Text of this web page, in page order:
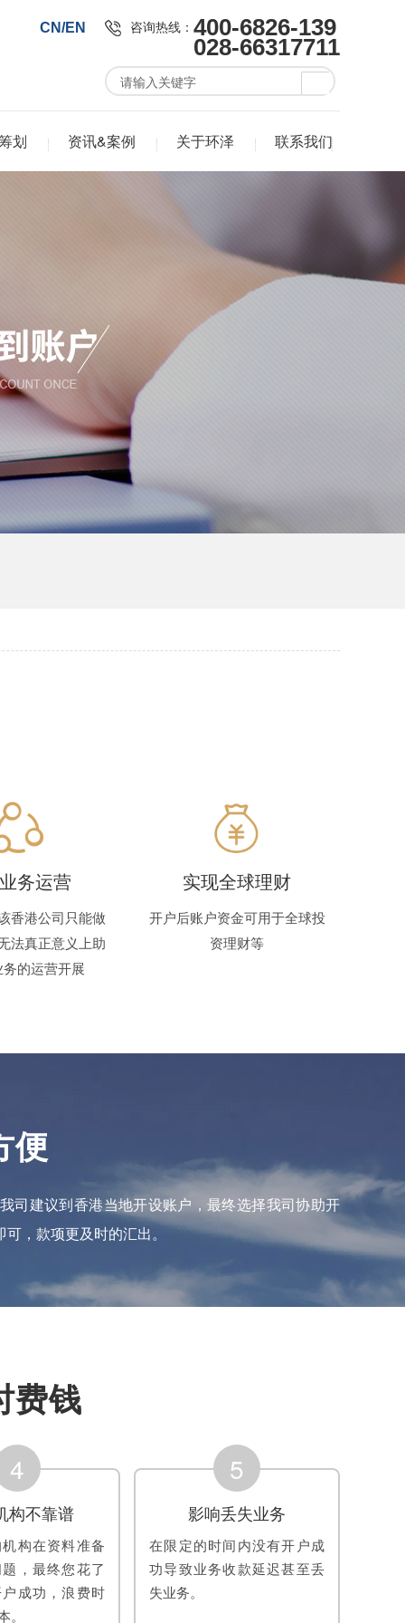
CN/EN 咨询热线： 400-6826-139
028-66317711
划 资讯&案例 关于环泽 联系我们
务运营
香港公司只能做
法真正意义上助
的运营开展
实现全球理财
开户后账户资金可用于全球投
资理财等
便
司建议到香港当地开设账户，最终选择我司协助开
，款项更及时的汇出。
费钱
4
构不靠谱
构在资料准备
，最终您花了
成功，浪费时
5
影响丢失业务
在限定的时间内没有开户成
功导致业务收款延迟甚至丢
失业务。